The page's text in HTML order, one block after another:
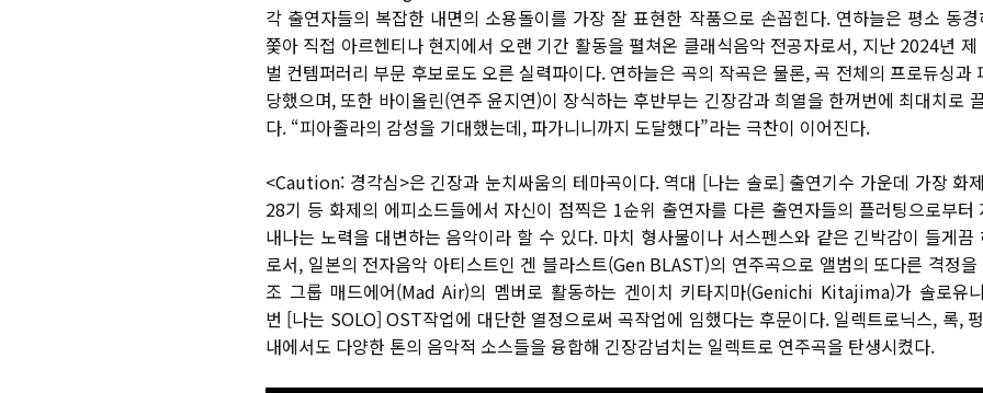
각 출연자들의 복잡한 내면의 소용돌이를 가장 잘 표현한 작품으로 손꼽힌다. 연하늘은 평소 동
쫓아 직접 아르헨티나 현지에서 오랜 기간 활동을 펼쳐온 클래식음악 전공자로서, 지난2024년 제
벌 컨템퍼러리 부문 후보로도 오른 실력파이다. 연하늘은 곡의 작곡은 물론,곡 전체의 프로듀싱과
당했으며, 또한 바이올린(연주 윤지연)이 장식하는 후반부는 긴장감과 희열을 한꺼번에 최대치로
다. “피아졸라의 감성을 기대했는데, 파가니니까지 도달했다”라는 극찬이 이어진다.
<Caution: 경각심>은 긴장과 눈치싸움의 테마곡이다. 역대 [나는 솔로] 출연기수 가운데 가장 화
28기 등 화제의 에피소드들에서 자신이 점찍은 1순위 출연자를 다른 출연자들의 플러팅으로부
내나는 노력을 대변하는 음악이라 할 수 있다. 마치 형사물이나 서스펜스와 같은 긴박감이 들게
로서, 일본의 전자음악 아티스트인 겐 블라스트(Gen BLAST)의 연주곡으로 앨범의 또다른 격정을
조 그룹 매드에어(Mad Air)의 멤버로 활동하는 겐이치 키타지마(Genichi Kitajima)가 솔로유
번 [나는 SOLO] OST작업에 대단한 열정으로써 곡작업에 임했다는 후문이다. 일렉트로닉스, 록,
내에서도 다양한 톤의 음악적 소스들을 융합해 긴장감넘치는 일렉트로 연주곡을 탄생시켰다.